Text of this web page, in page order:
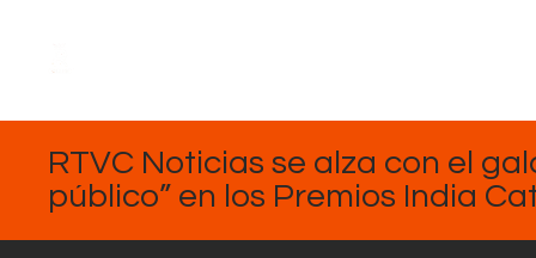
RTVC Noticias se alza con el
público” en los Premios India